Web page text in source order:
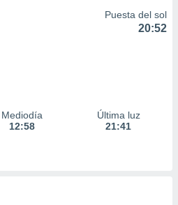
Puesta del sol
20:52
Mediodía
12:58
Última luz
21:41